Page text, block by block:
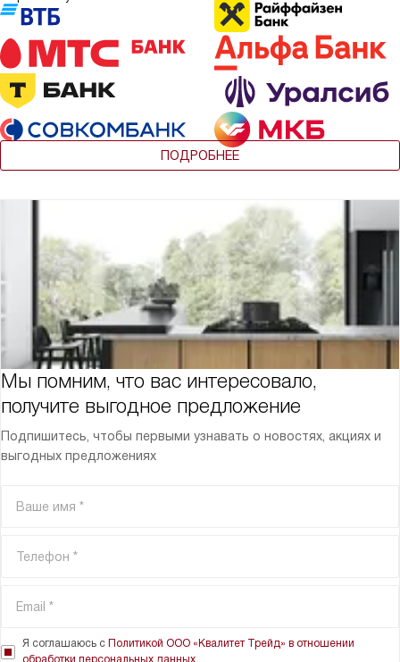
ПОДРОБНЕЕ
Мы помним, что вас интересовало,
получите выгодное предложение
Подпишитесь, чтобы первыми узнавать о новостях, акциях и
выгодных предложениях
Я соглашаюсь с Политикой ООО «Квалитет Трейд» в отношении
обработки персональных данных